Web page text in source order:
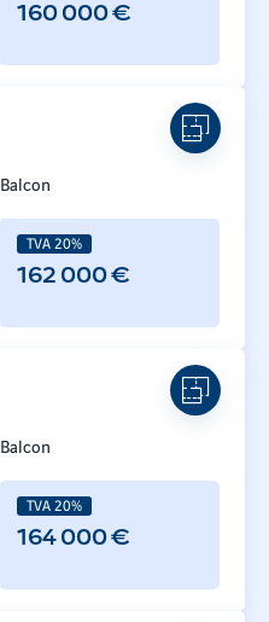
160 000 €
Balcon
TVA 20%
162 000 €
Balcon
TVA 20%
164 000 €